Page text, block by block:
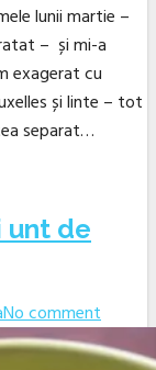
lunii martie –
– și mi-a
exagerat cu
și linte – tot
separat…
unt de
No comment